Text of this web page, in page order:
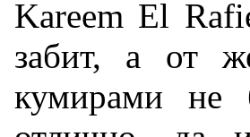
Kareem El
забит, а от
кумирами не